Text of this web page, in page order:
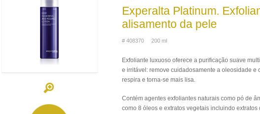
Experalta Platinum.
alisamento da pele
# 408370 200 ml
Exfoliante luxuoso oferece a purificação suave
e irritável: remove cuidadosamente a oleosidade
respira e torna-se mais lisa.
Contém agentes exfoliantes naturais como pó de
como 8 óleos e extratos vegetais incluindo